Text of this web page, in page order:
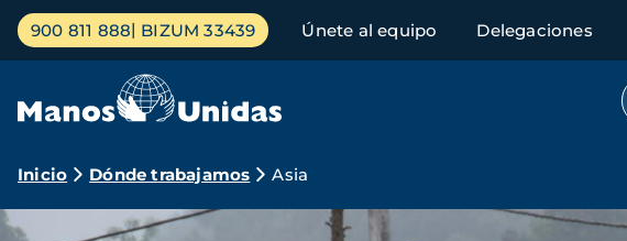
Pasar
contenido
Menú
principal
900 811 888 BIZUM 33439 Únete al equipo Delegaciones
Ruta
de
Inicio Dónde trabajamos Asia